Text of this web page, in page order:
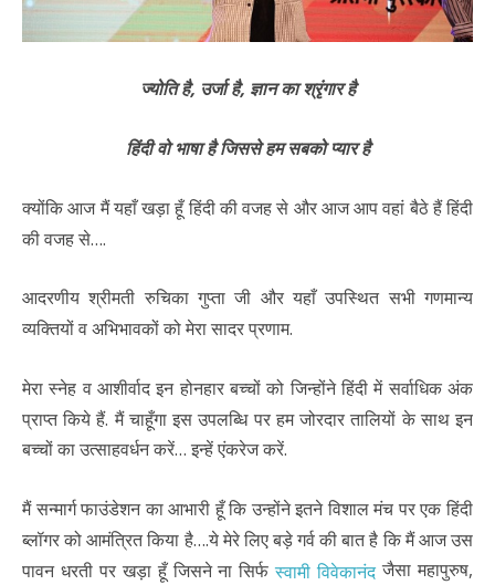
ज्योति है, उर्जा है, ज्ञान का श्रृंगार है
हिंदी वो भाषा है जिससे हम सबको प्यार है
क्योंकि आज मैं यहाँ खड़ा हूँ हिंदी की वजह से और आज आप वहां बैठे हैं हिंदी
की वजह से….
आदरणीय श्रीमती रुचिका गुप्ता जी और यहाँ उपस्थित सभी गणमान्य
व्यक्तियों व अभिभावकों को मेरा सादर प्रणाम.
मेरा स्नेह व आशीर्वाद इन होनहार बच्चों को जिन्होंने हिंदी में सर्वाधिक अंक
प्राप्त किये हैं.मैं चाहूँगा इस उपलब्धि पर हम जोरदार तालियों के साथ इन
बच्चों का उत्साहवर्धन करें… इन्हें एंकरेज करें.
मैं सन्मार्ग फाउंडेशन का आभारी हूँ कि उन्होंने इतने विशाल मंच पर एक हिंदी
ब्लॉगर को आमंत्रित किया है….ये मेरे लिए बड़े गर्व की बात है कि मैं आज उस
पावन धरती पर खड़ा हूँ जिसने ना सिर्फस्वामी विवेकानंदजैसा महापुरुष,